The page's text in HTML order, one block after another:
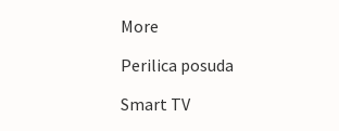
More
Perilica posuda
Smart TV